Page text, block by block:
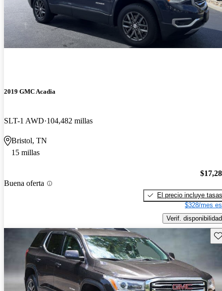
2019 GMC Acadia
SLT-1 AWD 104,482 millas
Bristol, TN
15 millas
Buena oferta
El precio incluye tasas
$328/mes
Verif. disponibilidad